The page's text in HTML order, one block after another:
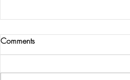
THANK YOU FOR YOUR
Comments